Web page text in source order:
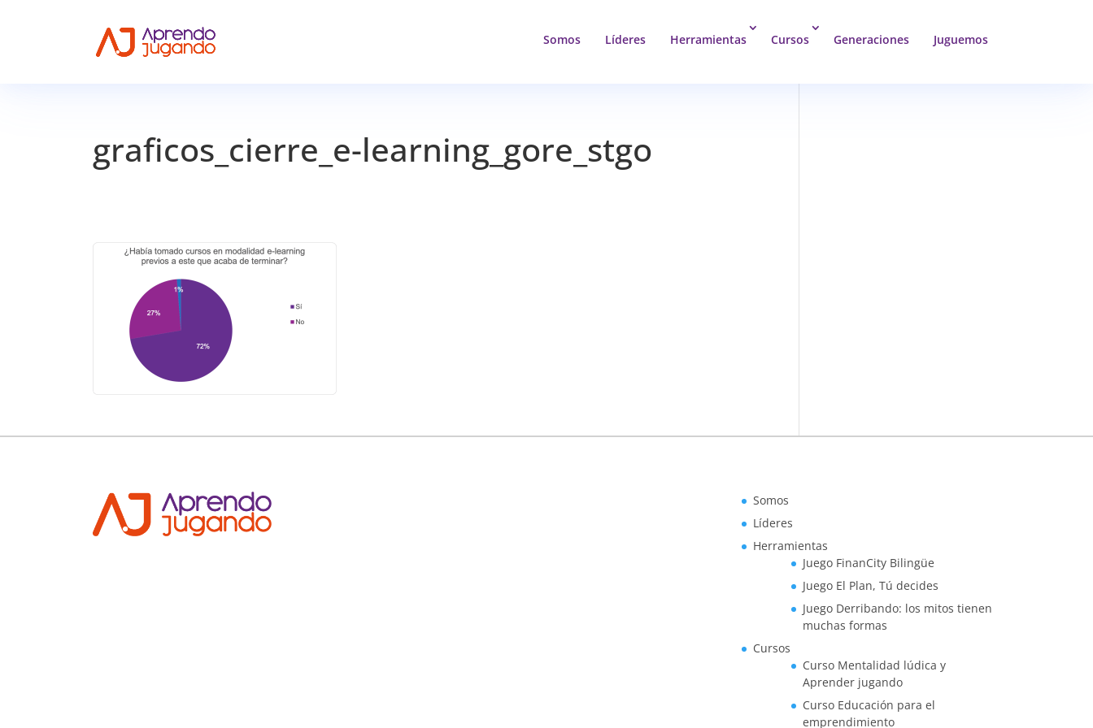
Somos Líderes Herramientas Cursos Generaciones Juguemos
graficos_cierre_e-learning_gore_stgo
Somos
Líderes
Herramientas
Juego FinanCity Bilingüe
Juego El Plan, Tú decides
Juego Derribando: los mitos tienen
muchas formas
Cursos
Curso Mentalidad lúdica y
Aprender jugando
Curso Educación para el
emprendimiento